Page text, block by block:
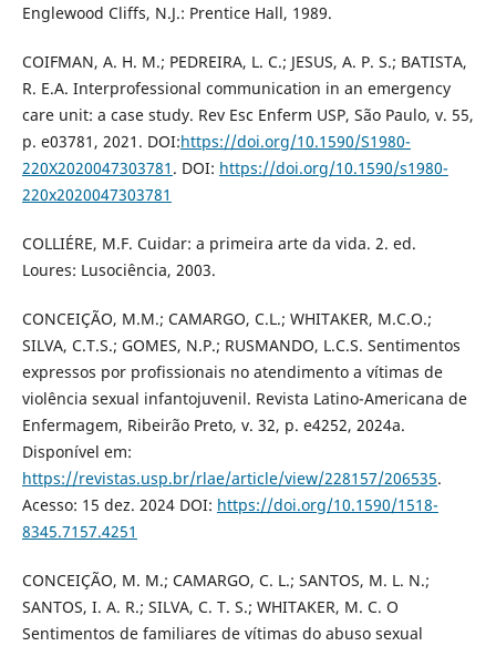
Englewood Cliffs, N.J.: Prentice Hall, 1989.
COIFMAN, A. H. M.; PEDREIRA, L. C.; JESUS, A. P. S.; BATISTA,
R. E.A. Interprofessional communication in an emergency
care unit: a case study. Rev Esc Enferm USP, São Paulo, v. 55,
p. e03781, 2021. DOI:https://doi.org/10.1590/S1980-
220X2020047303781 . DOI: https://doi.org/10.1590/s1980-
220x2020047303781
COLLIÉRE, M.F. Cuidar: a primeira arte da vida. 2. ed.
Loures: Lusociência, 2003.
CONCEIÇÃO, M.M.; CAMARGO, C.L.; WHITAKER, M.C.O.;
SILVA, C.T.S.; GOMES, N.P.; RUSMANDO, L.C.S. Sentimentos
expressos por profissionais no atendimento a vítimas de
violência sexual infantojuvenil. Revista Latino-Americana de
Enfermagem, Ribeirão Preto, v. 32, p. e4252, 2024a.
Disponível em:
https://revistas.usp.br/rlae/article/view/228157/206535.
Acesso: 15 dez. 2024 DOI: https://doi.org/10.1590/1518-
8345.7157.4251
CONCEIÇÃO, M. M.; CAMARGO, C. L.; SANTOS, M. L. N.;
SANTOS, I. A. R.; SILVA, C. T. S.; WHITAKER, M. C. O
Sentimentos de familiares de vítimas do abuso sexual